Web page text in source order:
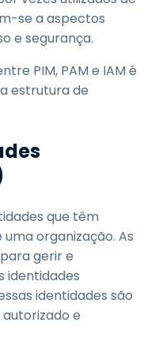
se a aspectos
e segurança.
PIM, PAM e IAM é
estrutura de
que têm
organização. As
gerir e
identidades
identidades são
e